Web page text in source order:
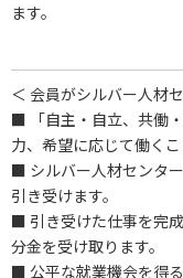
ます。
＜ 会員がシルバー人材
■ 「自主・自立、共働
力、希望に応じて働くこ
■ シルバー人材センタ
引き受けます。
■ 引き受けた仕事を完
分金を受け取ります。
■ 公平な就業機会を得